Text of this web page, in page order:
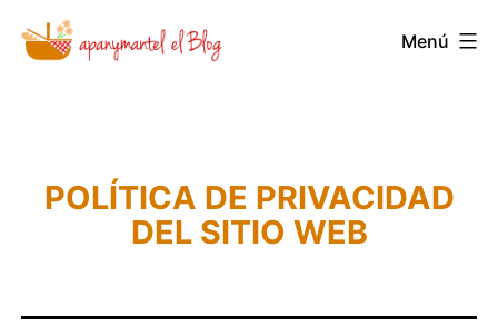
Saltar
Novedades
Apanymantel
Menú
POLÍTICA DE PRIVACIDAD
DEL SITIO WEB